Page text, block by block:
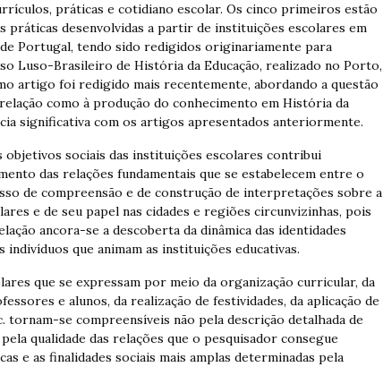
práticas e cotidiano escolar. Os cinco primeiros estão
práticas desenvolvidas a partir de instituições escolares em
Portugal, tendo sido redigidos originariamente para
Luso-Brasileiro de História da Educação, realizado no Porto,
artigo foi redigido mais recentemente, abordando a questão
como à produção do conhecimento em História da
significativa com os artigos apresentados anteriormente.
objetivos sociais das instituições escolares contribui
das relações fundamentais que se estabelecem entre o
de compreensão e de construção de interpretações sobre a
e de seu papel nas cidades e regiões circunvizinhas, pois
ancora-se a descoberta da dinâmica das identidades
indivíduos que animam as instituições educativas.
que se expressam por meio da organização curricular, da
e alunos, da realização de festividades, da aplicação de
tornam-se compreensíveis não pela descrição detalhada de
qualidade das relações que o pesquisador consegue
e as finalidades sociais mais amplas determinadas pela